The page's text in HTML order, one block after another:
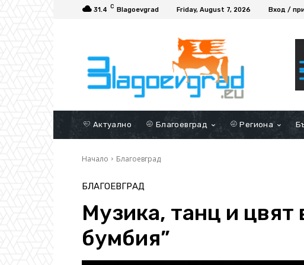
31.4 C Blagoevgrad Friday, August 7, 2026 Вход /
Актуално Благоевград Региона
Начало Благоевград
БЛАГОЕВГРАД
Музика, танц и цвят
бумбия”